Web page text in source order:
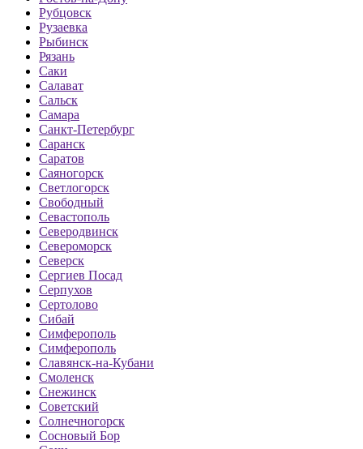
Рубцовск
Рузаевка
Рыбинск
Рязань
Саки
Салават
Сальск
Самара
Санкт-Петербург
Саранск
Саратов
Саяногорск
Светлогорск
Свободный
Севастополь
Северодвинск
Североморск
Северск
Сергиев Посад
Серпухов
Сертолово
Сибай
Симферополь
Симферополь
Славянск-на-Кубани
Смоленск
Снежинск
Советский
Солнечногорск
Сосновый Бор